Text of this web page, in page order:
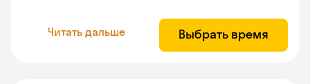
Читать дальше Выбрать время